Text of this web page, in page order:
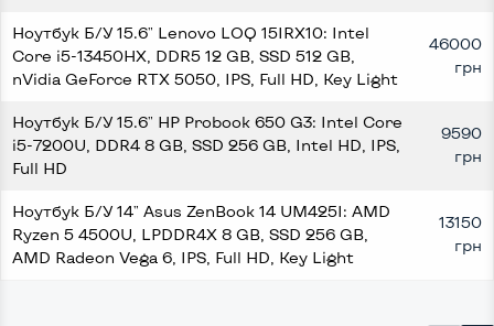
Ноутбук Б/У 15.6" Lenovo LOQ 15IRX10: Intel
Core i5-13450HX, DDR5 12 GB, SSD 512 GB,
nVidia GeForce RTX 5050, IPS, Full HD, Key Light
46000
грн
Ноутбук Б/У 15.6" HP Probook 650 G3: Intel Core
i5-7200U, DDR4 8 GB, SSD 256 GB, Intel HD, IPS,
Full HD
9590
грн
Ноутбук Б/У 14" Asus ZenBook 14 UM425I: AMD
Ryzen 5 4500U, LPDDR4X 8 GB, SSD 256 GB,
AMD Radeon Vega 6, IPS, Full HD, Key Light
13150
грн